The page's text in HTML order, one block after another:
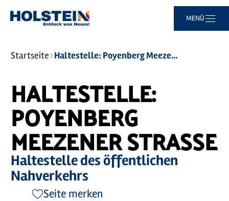
MENÜ
Sie
sind
Startseite Haltestelle: Poyenberg Meezener Straße
HALTESTELLE:
POYENBERG
MEEZENER STRASSE
Haltestelle des öffentlichen
Nahverkehrs
Seite merken